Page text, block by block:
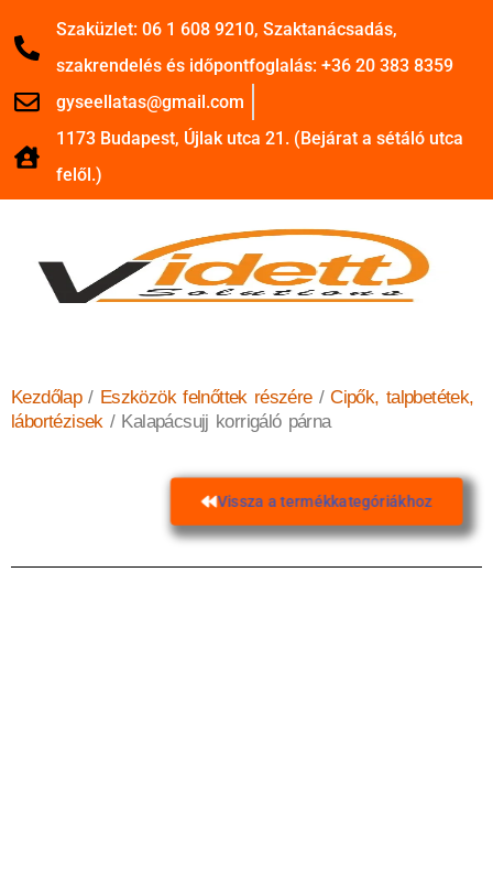
Szaküzlet: 06 1 608 9210, Szaktanácsadás,
szakrendelés és időpontfoglalás: +36 20 383 8359
gyseellatas@gmail.com
1173 Budapest, Újlak utca 21. (Bejárat a sétáló utca
felől.)
Kezdőlap/ Eszközök felnőttek részére/Cipők, talpbetétek,
lábortézisek/ Kalapácsujj korrigáló párna
Vissza a termékkategóriákhoz